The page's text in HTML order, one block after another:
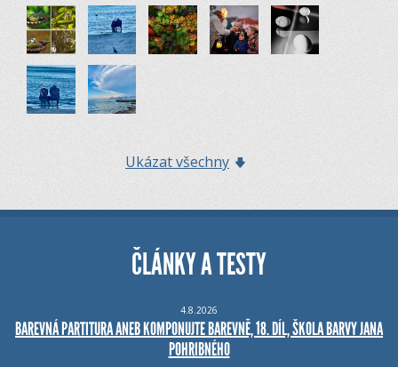
Ukázat všechny
ČLÁNKY A TESTY
4.8.2026
BAREVNÁ PARTITURA ANEB KOMPONUJTE BAREVNĚ, 18. DÍL, ŠKOLA BARVY JANA
POHRIBNÉHO